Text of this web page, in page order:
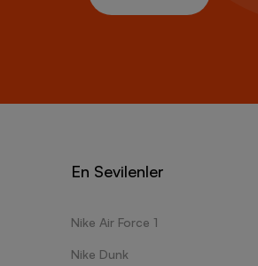
En Sevilenler
Nike Air Force 1
Nike Dunk